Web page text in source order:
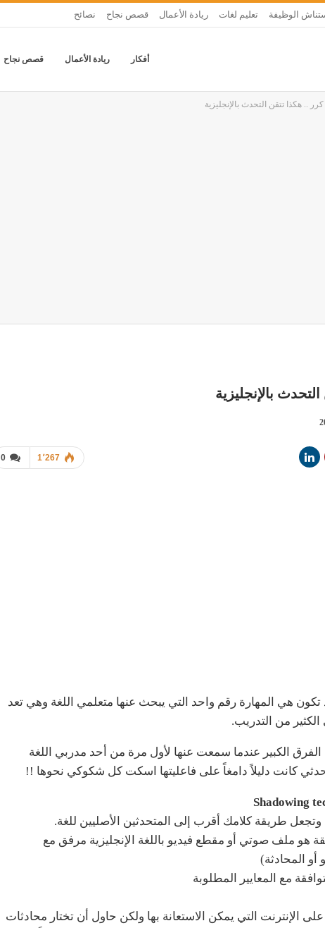
الوظيفة تعليم لغات ريادة الأعمال قصص نجاح نصائح
أفكار ريادة الأعمال قصص نجاح
.. هكذا تتقن التحدث بالإنجليزية
بالإنجليزية
0 1٬267
تكون هي المهارة رقم واحد التي يبحث عنها متعلمي اللغة وهي تعد
الكثير من التدريب.
الكبير عندما سمعت عنها لأول مرة من أحد مدربي اللغة
تحدثي كانت دليلاً دامغاً على فاعليتها اسكت كل شكوكي نحوها !!
طريقة كلامك أقرب إلى المتحدثين الأصليين للغة.
هو ملف صوتي أو مقطع فيديو باللغة الإنجليزية مرفق مع
على الإنترنت التي يمكن الاستعانة بها ولكن حاول أن تختار محادثات